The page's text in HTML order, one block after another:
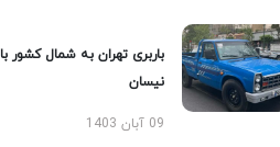
باربری تهران به شمال کشور با
نیسان
09 آبان 1403